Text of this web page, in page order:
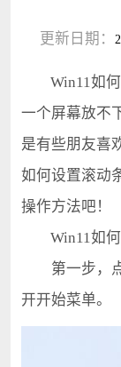
更新日期：
Win11如何
一个屏幕放不
是有些朋友喜
如何设置滚动
操作方法吧！
Win11如何
第一步，点
开开始菜单。